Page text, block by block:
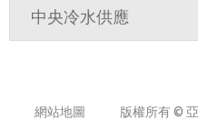
中央冷水供應
網站地圖 版權所有 ©